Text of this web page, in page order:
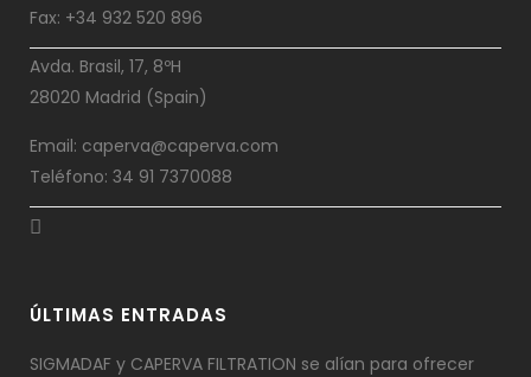
Fax: +34 932 520 896
Avda. Brasil, 17, 8ºH
28020 Madrid (Spain)
Email: caperva@caperva.com
Teléfono: 34 91 7370088
ÚLTIMAS ENTRADAS
SIGMADAF y CAPERVA FILTRATION se alían para ofrecer